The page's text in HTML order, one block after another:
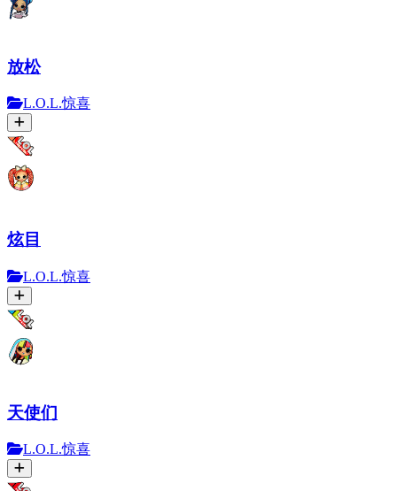
放松
L.O.L.惊喜
炫目
L.O.L.惊喜
天使们
L.O.L.惊喜